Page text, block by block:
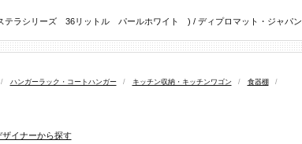
テラシリーズ 36リットル パールホワイト ) / ディプロマット・ジャパン
/ ハンガーラック・コートハンガー / キッチン収納・キッチンワゴン / 食器棚
/
ザイナーから探す